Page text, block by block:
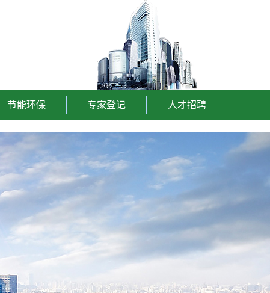
节能环保 专家登记 人才招聘